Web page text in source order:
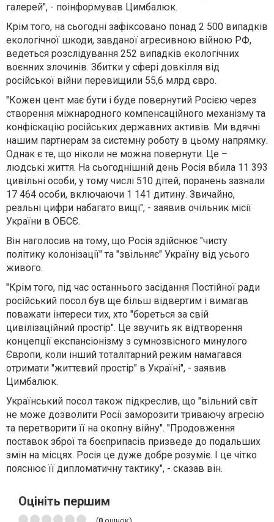
галерей", - поінформував Цимбалюк.
Крім того, на сьогодні зафіксовано понад 2 500 випадків
екологічної шкоди, завданої агресивною війною РФ,
ведеться розслідування 252 випадків екологічних
воєнних злочинів. Збитки у сфері довкілля від
російської війни перевищили 55,6 млрд євро.
"Кожен цент має бути і буде повернутий Росією через
створення міжнародного компенсаційного механізму та
конфіскацію російських державних активів. Ми вдячні
нашим партнерам за системну роботу в цьому напрямку.
Однак є те, що ніколи не можна повернути. Це –
людські життя. На сьогоднішній день Росія вбила 11 393
цивільні особи, у тому числі 510 дітей, поранень зазнали
17 464 особи, включаючи 1 141 дитину. Звичайно,
реальні цифри набагато вищі", - заявив очільник місії
України в ОБСЄ.
Він наголосив на тому, що Росія здійснює "чисту
політику колонізації" та "звільняє" Україну від усього
живого.
"Крім того, під час останнього засідання Постійної ради
російський посол був ще більш відвертим і вимагав
поважати інтереси тих, хто "бореться за свій
цивілізаційний простір". Це звучить як відтворення
концепції експансіонізму з сумнозвісного минулого
Європи, коли інший тоталітарний режим намагався
отримати "життєвий простір" в Україні", - заявив
Цимбалюк.
Український посол також підкреслив, що "вільний світ
не може дозволити Росії заморозити триваючу агресію
та перетворити її на окопну війну". "Продовження
поставок зброї та боєприпасів призведе до подальших
змін на місцях. Росія це дуже добре розуміє. І це чітко
пояснює її дипломатичну тактику", - сказав він.
Оцініть першим